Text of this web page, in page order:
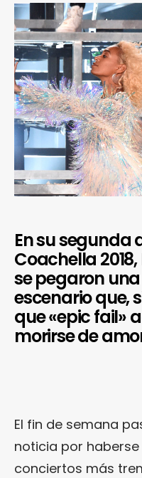
En su segunda
Coachella
se pegaron
escenario que,
que «epic fail»
morirse de
El fin de semana
noticia por
conciertos más